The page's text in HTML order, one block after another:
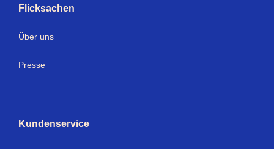
Flicksachen
Über uns
Presse
Kundenservice